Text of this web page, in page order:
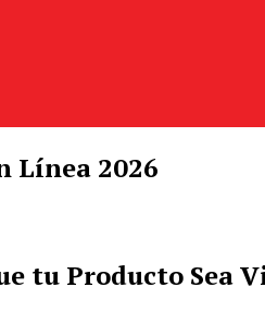
Línea 2026
tu Producto Sea